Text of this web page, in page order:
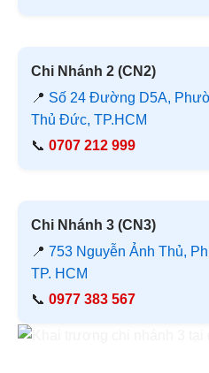
Chi Nhánh 2 (CN2)
📍 Số 24 Đường D5A,
Thủ Đức, TP.HCM
📞 0707 212 999
Chi Nhánh 3 (CN3)
📍 753 Nguyễn Ảnh Thủ,
TP. HCM
📞 0977 383 567